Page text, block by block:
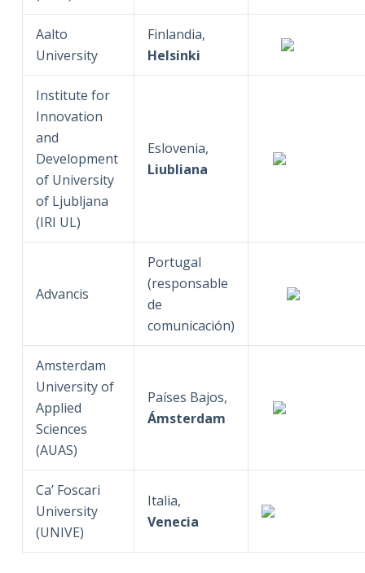
Aalto
University
Finlandia,
Helsinki
Institute for
Innovation
and
Development
of University
of Ljubljana
(IRI UL)
Eslovenia,
Liubliana
Advancis
Portugal
(responsable
de
comunicación)
Amsterdam
University of
Applied
Sciences
(AUAS)
Países Bajos,
Ámsterdam
Ca’ Foscari
University
(UNIVE)
Italia,
Venecia